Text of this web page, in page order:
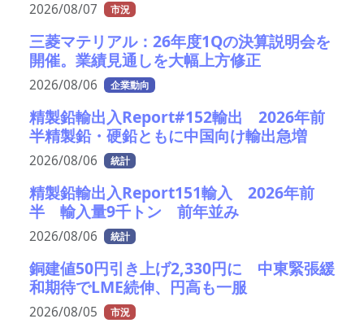
2026/08/07 市況
三菱マテリアル：26年度1Qの決算説明会を
開催。業績見通しを大幅上方修正
2026/08/06 企業動向
精製鉛輸出入Report#152輸出 2026年前
半精製鉛・硬鉛ともに中国向け輸出急増
2026/08/06 統計
精製鉛輸出入Report151輸入 2026年前
半 輸入量9千トン 前年並み
2026/08/06 統計
銅建値50円引き上げ2,330円に 中東緊張緩
和期待でLME続伸、円高も一服
2026/08/05 市況